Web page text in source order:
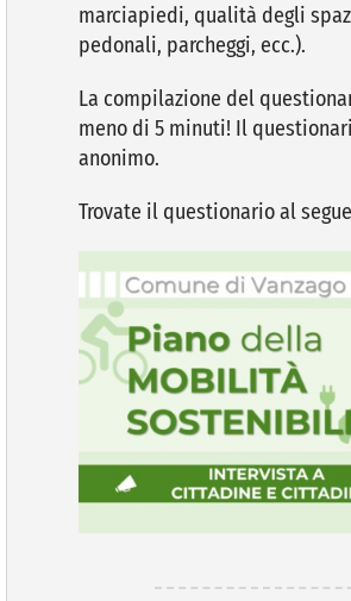
marciapiedi, qualità degli
pedonali, parcheggi, ecc.).
La compilazione del
meno di 5 minuti! Il
anonimo.
Trovate il questionario al